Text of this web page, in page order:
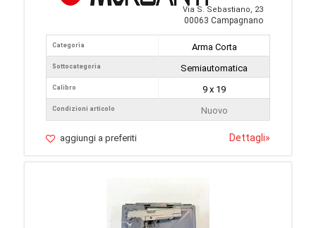
Via S. Sebastiano, 23
00063 Campagnano
Categoria
Sottocategoria
Calibro
Condizioni articolo
Arma Corta
Semiautomatica
9 x 19
Nuovo
aggiungi a preferiti Dettagli»